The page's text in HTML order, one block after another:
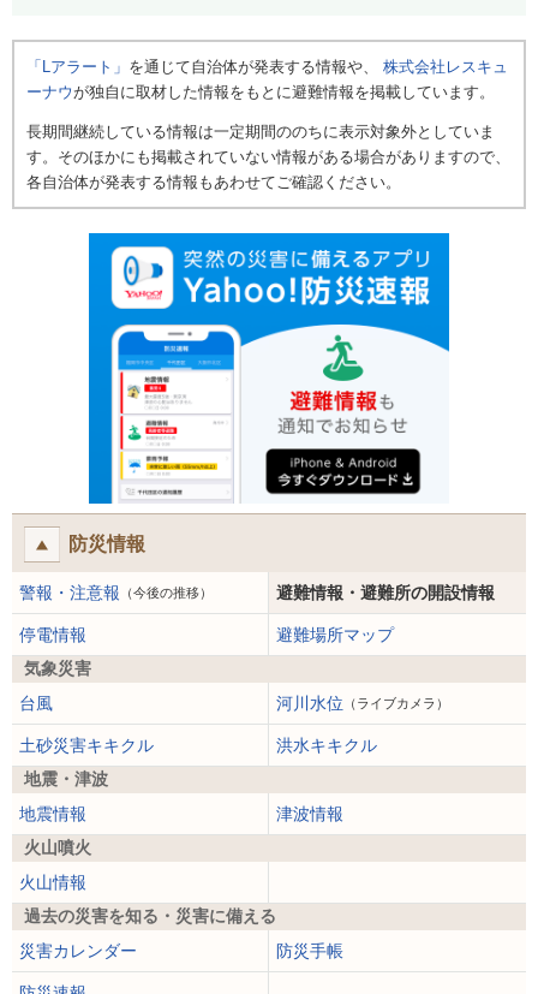
「Lアラート」 を通じて自治体が発表する情報や、 株式会社レスキュ
ーナウが独自に取材した情報をもとに避難情報を掲載しています。
長期間継続している情報は一定期間ののちに表示対象外としていま
す。そのほかにも掲載されていない情報がある場合がありますので、
各自治体が発表する情報もあわせてご確認ください。
防災情報
警報・注意報 （今後の推移） 避難情報・避難所の開設情報
停電情報
避難場所マップ
気象災害
台風
河川水位 （ライブカメラ）
土砂災害キキクル
洪水キキクル
地震・津波
地震情報
津波情報
火山噴火
火山情報
過去の災害を知る・災害に備える
災害カレンダー
防災手帳